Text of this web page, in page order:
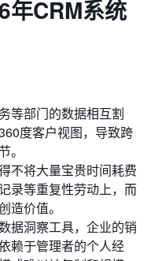
年CRM系统
等部门的数据相互割
度客户视图，导致跨
。
不将大量宝贵时间耗费
录等重复性劳动上，而
造价值。
据洞察工具，企业的销
赖于管理者的个人经